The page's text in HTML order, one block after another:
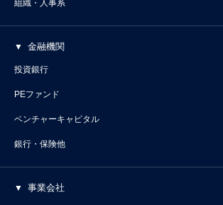
組織・人事系
金融機関
投資銀行
PEファンド
ベンチャーキャピタル
銀行・保険他
事業会社